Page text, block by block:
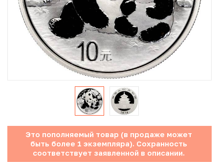
Юбилейные монеты Банка России (с 1999 года)
Памятные и инвестиционные монеты СССР и России
Иностранные монеты
Неофициальные выпуски монет (Unusual)
Античные и средневековые монеты
Наборы монет
Инвестиционные монеты
Это пополняемый товар (в продаже может
быть более 1 экземпляра). Сохранность
соответствует заявленной в описании.